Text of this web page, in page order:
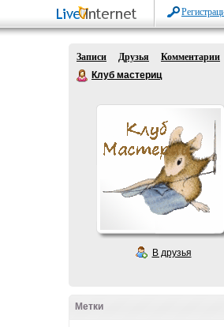
Записи Друзья
Комментарии
Клуб мастериц
В друзья
Метки